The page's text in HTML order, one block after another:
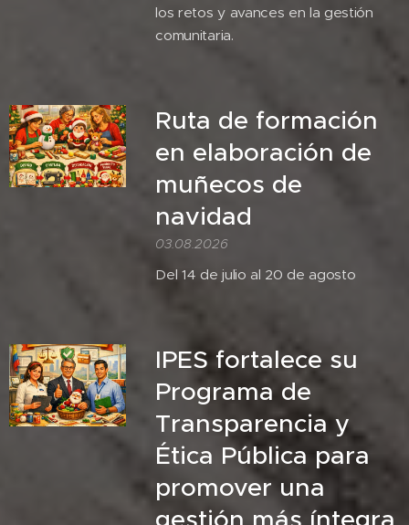
los retos y avances en la gestión
comunitaria.
Ruta de formación
en elaboración de
muñecos de
navidad
03.08.2026
Del 14 de julio al 20 de agosto
IPES fortalece su
Programa de
Transparencia y
Ética Pública para
promover una